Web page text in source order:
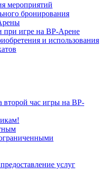
мероприятий
бронирования
при игре на ВР-Арене
и использования
второй час игры на ВР-
услуг